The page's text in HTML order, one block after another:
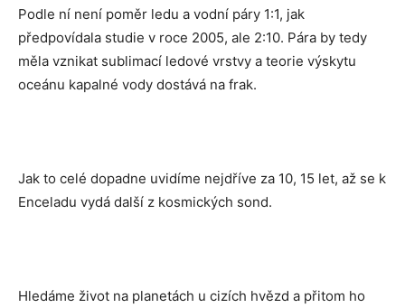
Podle ní není poměr ledu a vodní páry 1:1, jak
předpovídala studie v roce 2005, ale 2:10. Pára by tedy
měla vznikat sublimací ledové vrstvy a teorie výskytu
oceánu kapalné vody dostává na frak.
Jak to celé dopadne uvidíme nejdříve za 10, 15 let, až se k
Enceladu vydá další z kosmických sond.
Hledáme život na planetách u cizích hvězd a přitom ho